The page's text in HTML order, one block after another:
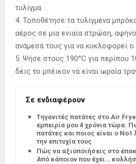
τυλίγμα.
4. Τοποθέτησε τα τυλιγμένα
αέρος σε μια ενιαία στρώση,
ανάμεσά τους για να κυκλοφορεί ο
5. Ψήσε στους 190°C για περίπου
δεις το μπέικον να είναι ωραία
Σε ενδιαφέρουν
Tηγανιτές πατάτες στο Air
εμπειρία μου 4 χρόνια τώρα.
πατάτες και ποιος είναι ο Νο1
την επιτυχία τους
Πώς να αξιοποιήσεις στο
Από κάποιον που έχει…